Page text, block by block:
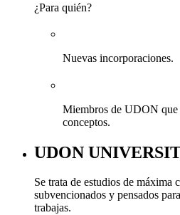
¿Para quién?
Nuevas incorporaciones.
Miembros de UDON que
conceptos.
UDON
Se trata de estudios de máxima
subvencionados y pensados
trabajas.